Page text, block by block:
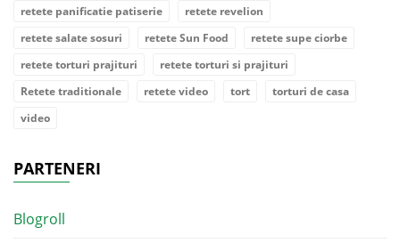
retete panificatie patiserie
retete revelion
retete salate sosuri
retete Sun Food
retete supe ciorbe
retete torturi prajituri
retete torturi si prajituri
Retete traditionale
retete video tort
torturi de casa
video
PARTENERI
Blogroll